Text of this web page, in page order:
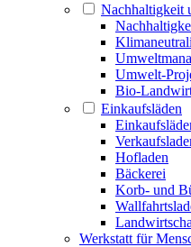
Nachhaltigkeit
Umwelt-
Bio-
Einkaufsläden
Hofladen
Bäckerei
Korb- und
Werkstatt für